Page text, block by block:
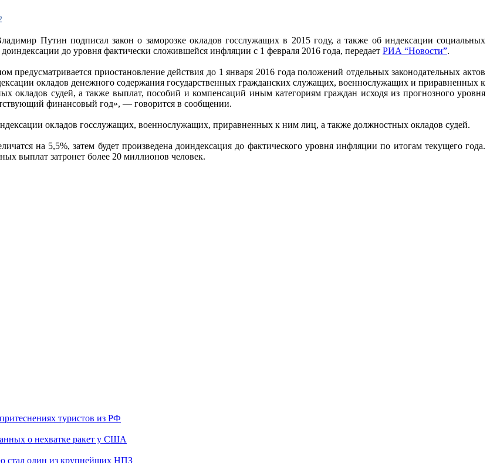
Путин подписал закон о заморозке окладов госслужащих в 2015 году, а также об индексации социальных
до уровня фактически сложившейся инфляции с 1 февраля 2016 года, передает РИА “Новости”.
предусматривается приостановление действия до 1 января 2016 года положений отдельных законодательных актов
окладов денежного содержания государственных гражданских служащих, военнослужащих и приравненных к
окладов судей, а также выплат, пособий и компенсаций иным категориям граждан исходя из прогнозного уровня
финансовый год», — говорится в сообщении.
окладов госслужащих, военнослужащих, приравненных к ним лиц, а также должностных окладов судей.
на 5,5%, затем будет произведена доиндексация до фактического уровня инфляции по итогам текущего года.
выплат затронет более 20 миллионов человек.
туристов из РФ
о нехватке ракет у США
стал один из крупнейших НПЗ